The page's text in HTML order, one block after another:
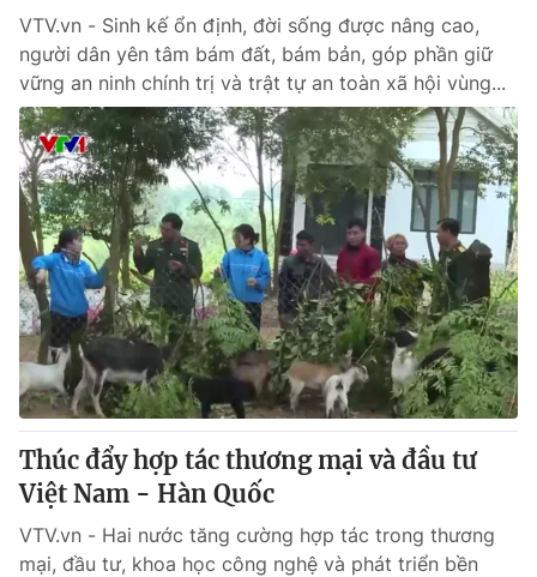
VTV.vn - Sinh kế ổn định, đời sống được nâng cao,
người dân yên tâm bám đất, bám bản, góp phần giữ
vững an ninh chính trị và trật tự an toàn xã hội vùng...
Thúc đẩy hợp tác thương mại và đầu tư
Việt Nam - Hàn Quốc
VTV.vn - Hai nước tăng cường hợp tác trong thương
mại, đầu tư, khoa học công nghệ và phát triển bền